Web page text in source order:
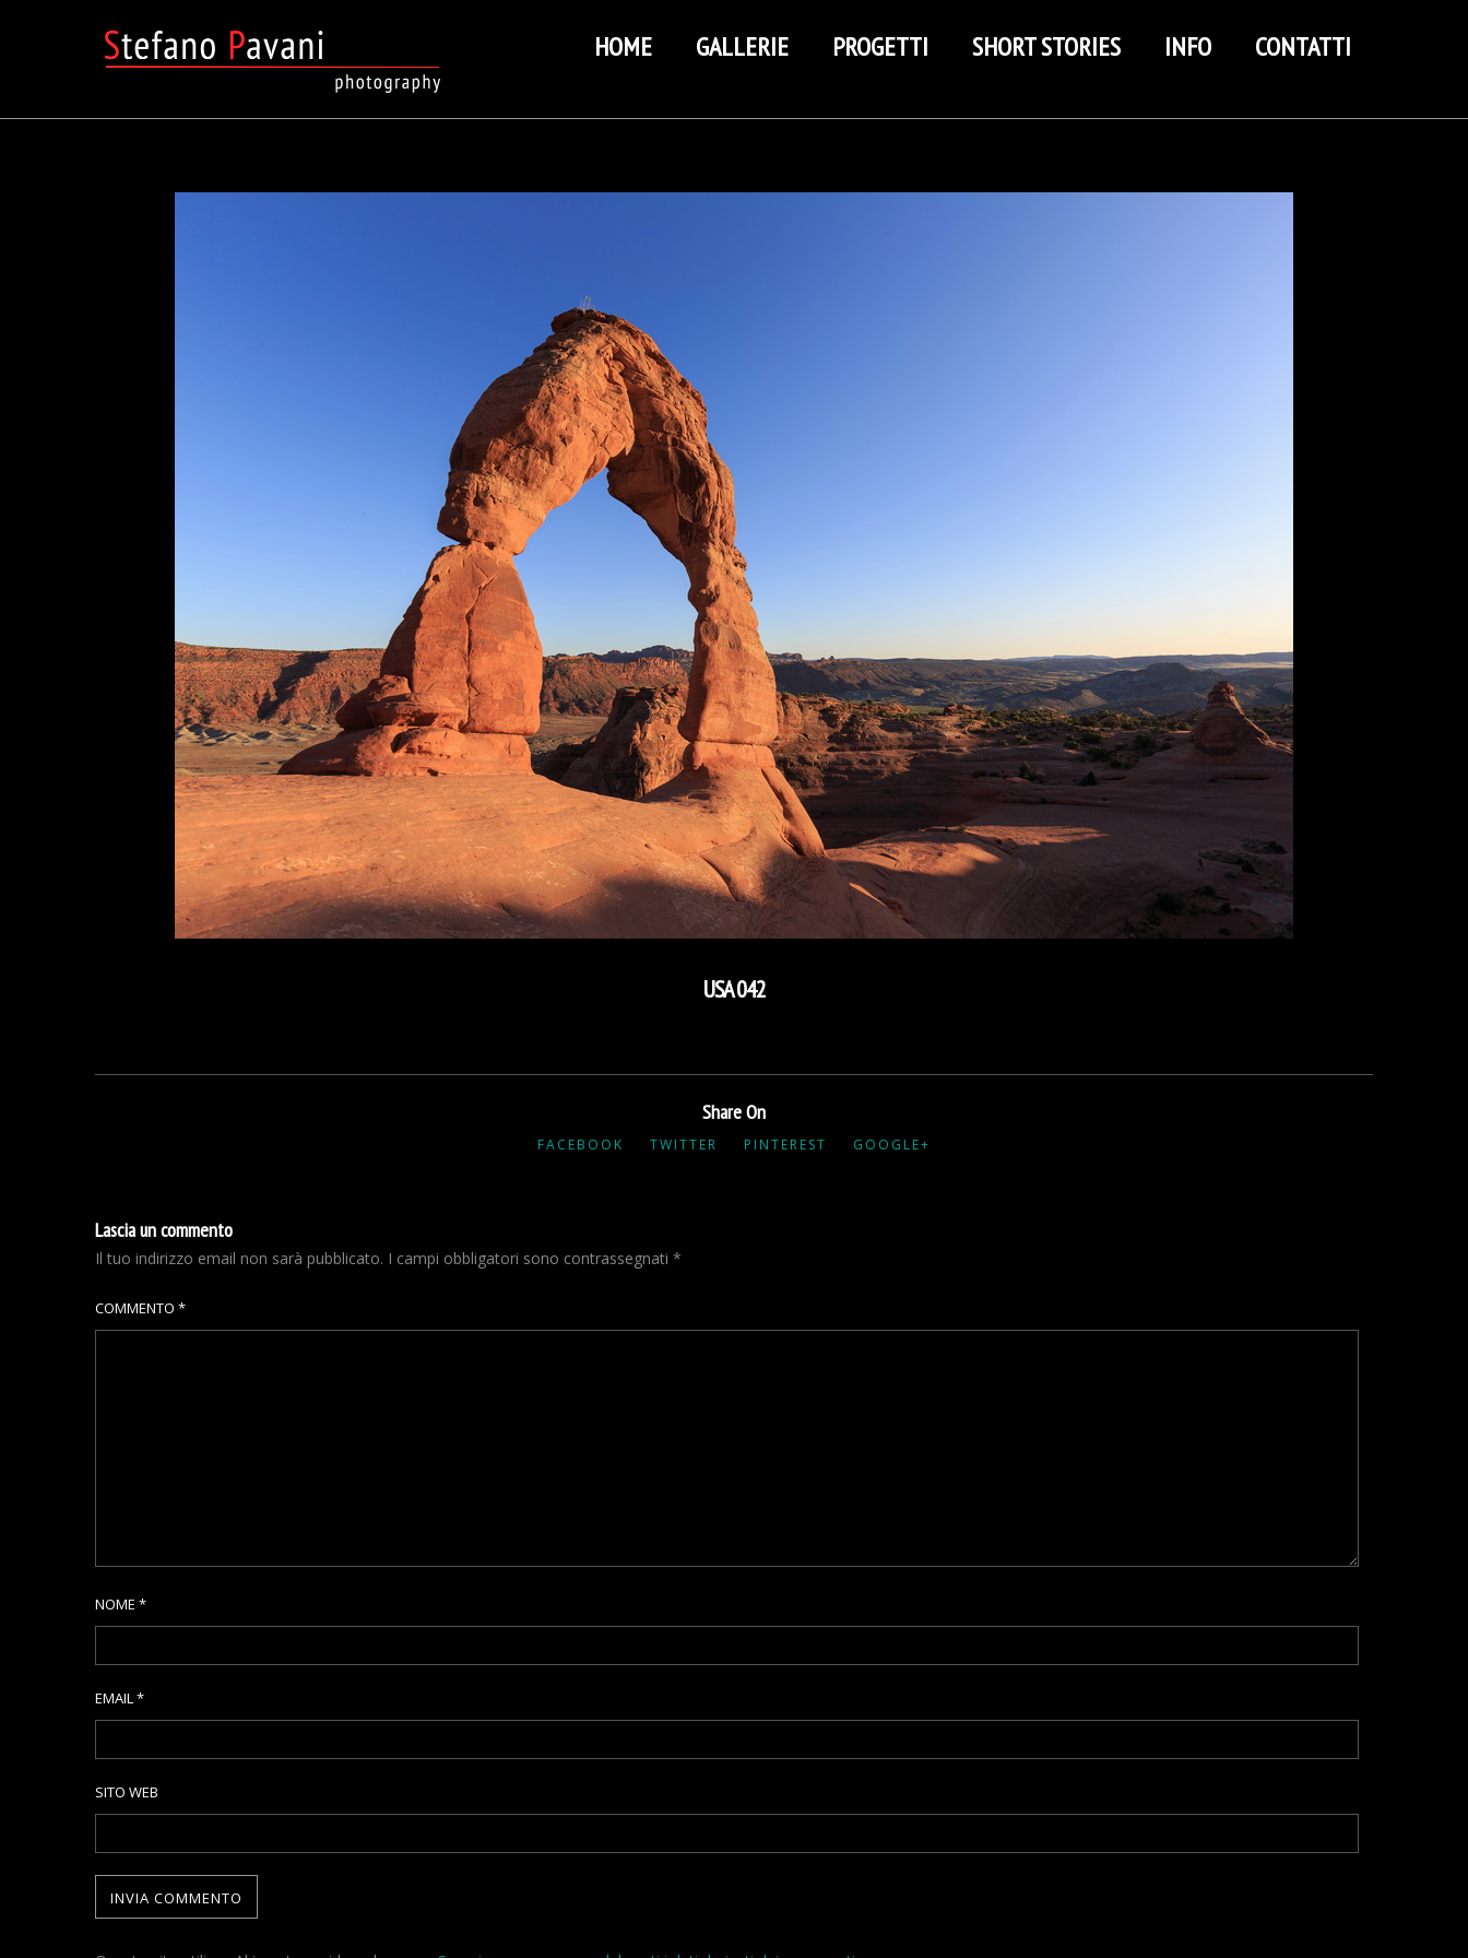
HOME GALLERIE PROGETTI SHORT STORIES INFO CONTATTI
USA 042
Share On
FACEBOOK TWITTER PINTEREST GOOGLE+
Lascia un commento
Il tuo indirizzo email non sarà pubblicato. I campi obbligatori sono contrassegnati *
COMMENTO *
NOME *
EMAIL*
SITO WEB